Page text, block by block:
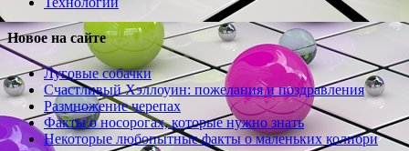
Новое на сайте
Луговые собачки
Счастливый Хэллоуин: пожелания и поздравления
Размножение черепах
Факты о носорогах, которые нужно знать
Некоторые любопытные факты о маленьких колибри